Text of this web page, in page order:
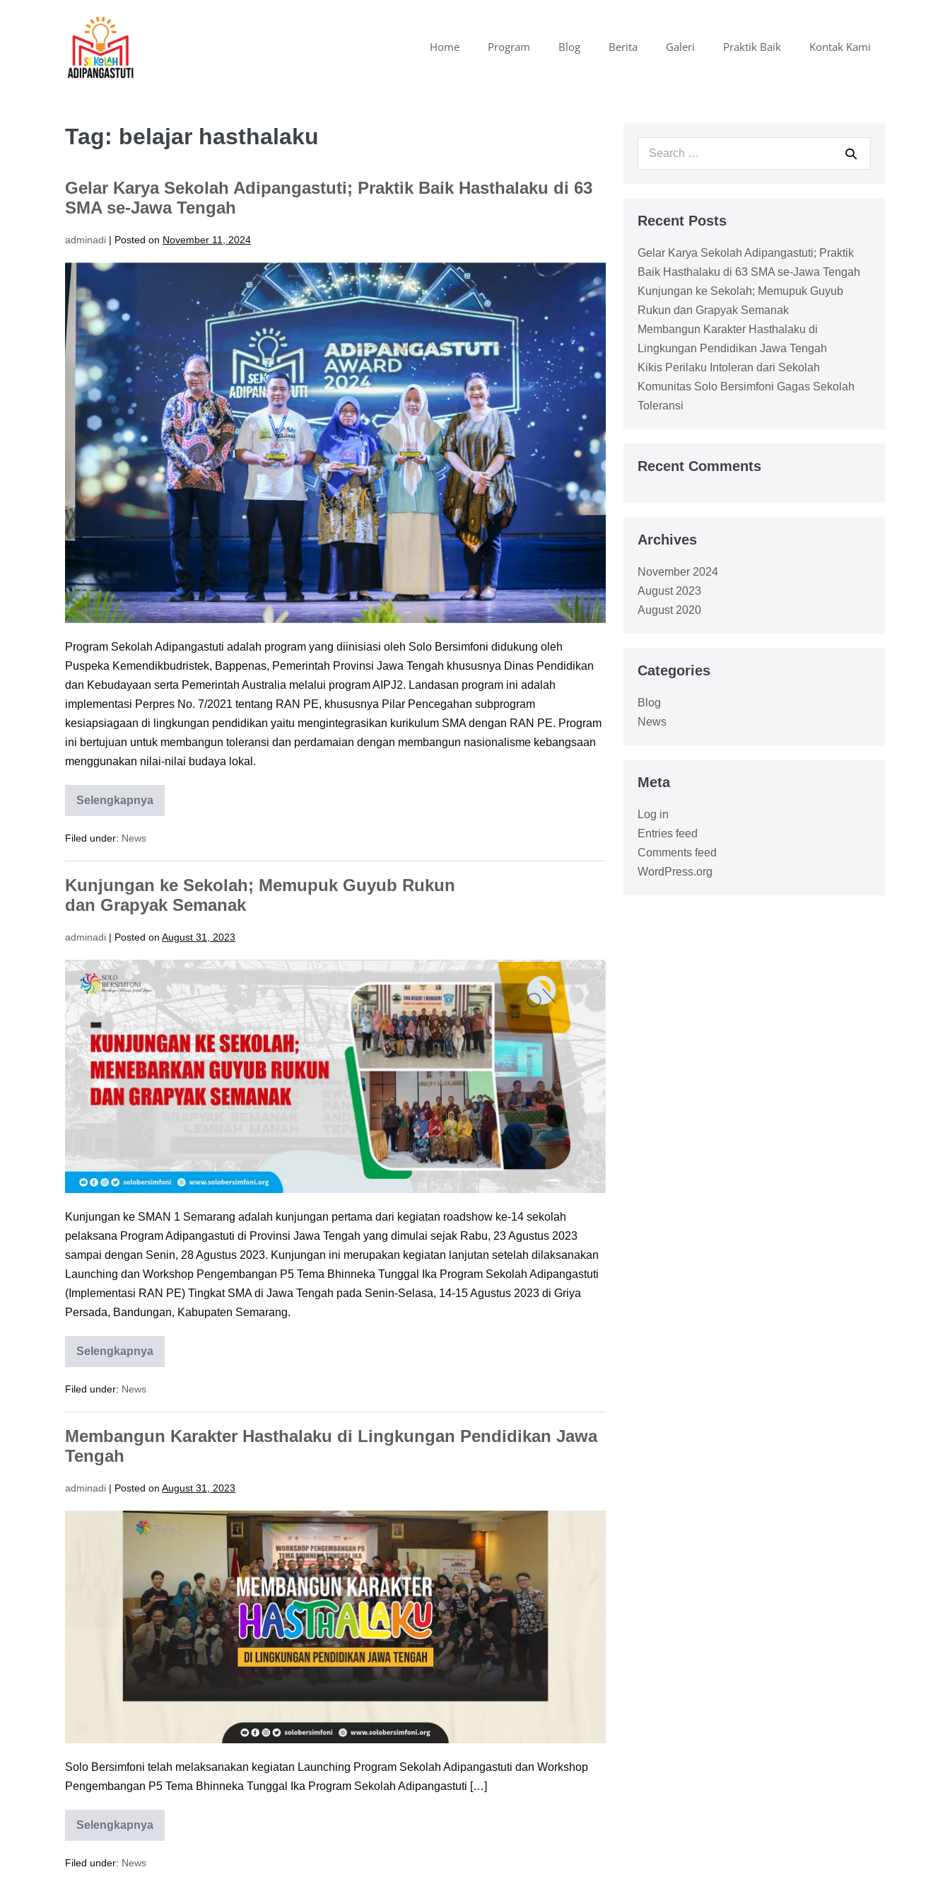
Home Program Blog Berita Galeri Praktik Baik Kontak Kami
Tag: belajar hasthalaku
Gelar Karya Sekolah Adipangastuti; Praktik Baik Hasthalaku di 63
SMA se-Jawa Tengah
adminadi | Posted on November 11, 2024
Gelar
Karya
Sekolah
Adipangastuti;
Praktik
Baik
Hasthalaku
SMA
se-
Jawa
Tengah
Program Sekolah Adipangastuti adalah program yang diinisiasi oleh Solo Bersimfoni didukung oleh
Puspeka Kemendikbudristek, Bappenas, Pemerintah Provinsi Jawa Tengah khususnya Dinas Pendidikan
dan Kebudayaan serta Pemerintah Australia melalui program AIPJ2. Landasan program ini adalah
implementasi Perpres No. 7/2021 tentang RAN PE, khususnya Pilar Pencegahan subprogram
kesiapsiagaan di lingkungan pendidikan yaitu mengintegrasikan kurikulum SMA dengan RAN PE. Program
ini bertujuan untuk membangun toleransi dan perdamaian dengan membangun nasionalisme kebangsaan
menggunakan nilai-nilai budaya lokal.
Selengkapnya
Gelar
Karya
Adipangastuti;
Baik
di
63
SMA
Tengah
Filed under: News
Kunjungan ke Sekolah; Memupuk Guyub Rukun
dan Grapyak Semanak
adminadi | Posted on August 31, 2023
Kunjungan
ke
Sekolah;
Memupuk
Guyub
Rukun
dan Grapyak Semanak
Kunjungan ke SMAN 1 Semarang adalah kunjungan pertama dari kegiatan roadshow ke-14 sekolah
pelaksana Program Adipangastuti di Provinsi Jawa Tengah yang dimulai sejak Rabu, 23 Agustus 2023
sampai dengan Senin, 28 Agustus 2023. Kunjungan ini merupakan kegiatan lanjutan setelah dilaksanakan
Launching dan Workshop Pengembangan P5 Tema Bhinneka Tunggal Ika Program Sekolah Adipangastuti
(Implementasi RAN PE) Tingkat SMA di Jawa Tengah pada Senin-Selasa, 14-15 Agustus 2023 di Griya
Persada, Bandungan, Kabupaten Semarang.
Selengkapnya
Kunjungan
ke
Memupuk
Rukun
Filed under: News
Membangun Karakter Hasthalaku di Lingkungan Pendidikan Jawa
Tengah
adminadi | Posted on August 31, 2023
Lingkungan
Solo Bersimfoni telah melaksanakan kegiatan Launching Program Sekolah Adipangastuti dan Workshop
Pengembangan P5 Tema Bhinneka Tunggal Ika Program Sekolah Adipangastuti […]
Selengkapnya
Membangun
Karakter
di
Filed under: News
Search
Recent Posts
Gelar Karya Sekolah Adipangastuti; Praktik
Baik Hasthalaku di 63 SMA se-Jawa Tengah
Kunjungan ke Sekolah; Memupuk Guyub
Rukun dan Grapyak Semanak
Membangun Karakter Hasthalaku di
Lingkungan Pendidikan Jawa Tengah
Kikis Perilaku Intoleran dari Sekolah
Komunitas Solo Bersimfoni Gagas Sekolah
Toleransi
Recent Comments
Archives
November 2024
August 2023
August 2020
Categories
Blog
News
Meta
Log in
Entries feed
Comments feed
WordPress.org